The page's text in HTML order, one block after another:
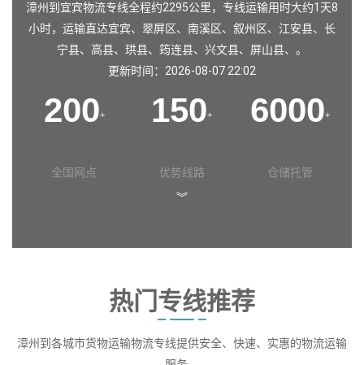
漳州到宜宾物流专线全程约2295公里，专线运输用时大约1天8
小时，运输直达宜宾、 翠屏区、 南溪区、 叙州区、 江安县、 长
宁县、 高县、 珙县、 筠连县、 兴文县、 屏山县、。
更新时间：2026-08-07 22:02
200+
全国网点
150+
优势线路
6000+
仓储托管
︾
热门专线推荐
漳州到各城市货物运输物流专线提供安全、快速、实惠的物流运输